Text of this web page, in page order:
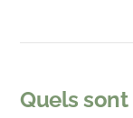
Quels